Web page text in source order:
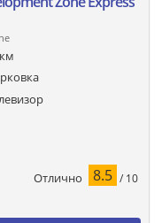
Отлично 8.5 / 10